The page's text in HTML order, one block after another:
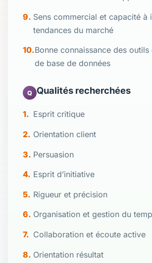
Sens commercial et capacité à
tendances du marché
Bonne connaissance des
de base de données
Q Qualités recherchées
Esprit critique
Orientation client
Persuasion
Esprit d’initiative
Rigueur et précision
Organisation et gestion du
Collaboration et écoute active
Orientation résultat